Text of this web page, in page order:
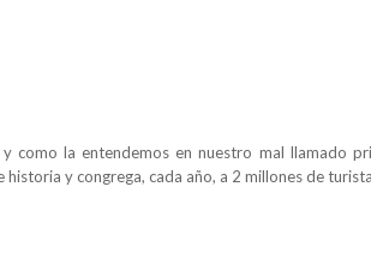
la entendemos en nuestro mal llamado
y congrega, cada año, a 2 millones de